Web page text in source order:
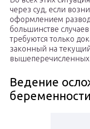
через суд, если
оформлением
большинстве
требуются только
законный на
вышеперечисленных
Ведение
беременности